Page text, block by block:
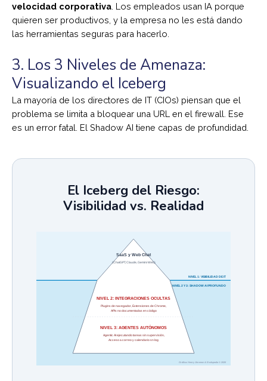
velocidad corporativa . Los empleados usan IA porque
quieren ser productivos, y la empresa no les está dando
las herramientas seguras para hacerlo.
3. Los 3 Niveles de Amenaza:
Visualizando el Iceberg
La mayoría de los directores de IT (CIOs) piensan que el
problema se limita a bloquear una URL en el firewall. Ese
es un error fatal. El Shadow AI tiene capas de profundidad.
El Iceberg del Riesgo:
Visibilidad vs. Realidad
NIVEL 1: VISIBILIDAD DE IT
NIVEL 2 Y 3: SHADOW AI PROFUNDO
SaaS y Web Chat
(ChatGPT, Claude, Gemini Web)
NIVEL 2: INTEGRACIONES OCULTAS
Plugins de navegador, Extensiones de Chrome,
APIs no documentadas en código
NIVEL 3: AGENTES AUTÓNOMOS
Agentic AI ejecutando tareas sin supervisión,
Acceso a correo y calendario sin log
Gráfica: Henry Jimenez & Evolupedia © 2026